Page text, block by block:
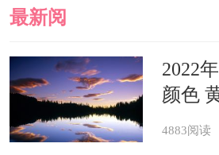
最新阅
读
2022
颜色
4883阅读